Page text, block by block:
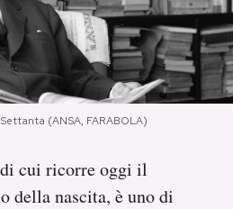
(ANSA, FARABOLA)
cui ricorre oggi il
della nascita, è uno di